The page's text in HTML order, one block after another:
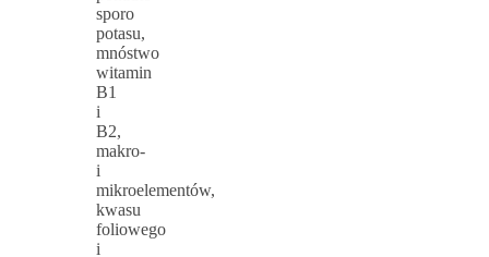
sporo
potasu,
mnóstwo
witamin
B1
i
B2,
makro-
i
mikroelementów,
kwasu
foliowego
i